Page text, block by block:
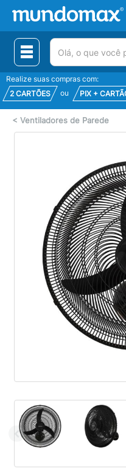
(pesquisar)
Realize suas compras com:
2 CARTÕES
ou PIX +
< Ventiladores de Parede